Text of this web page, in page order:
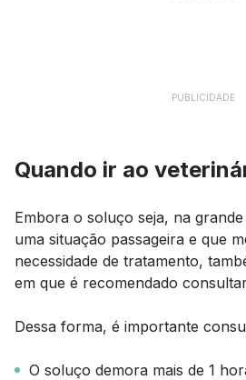
PUBLICIDADE
Quando ir ao
Embora o soluço seja, na
uma situação passageira e que
necessidade de tratamento,
em que é recomendado
Dessa forma, é importante
O soluço demora mais de 1